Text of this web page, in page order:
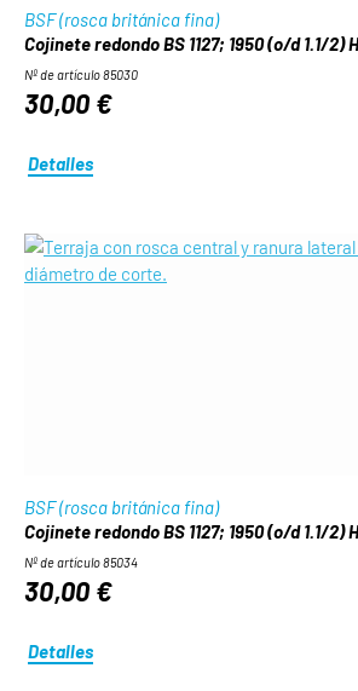
BSF (rosca británica fina)
Cojinete redondo BS 1127; 1950 (o/d 1.1/2)
Nº de artículo 85030
30,00 €
Detalles
BSF (rosca británica fina)
Cojinete redondo BS 1127; 1950 (o/d 1.1/2)
Nº de artículo 85034
30,00 €
Detalles